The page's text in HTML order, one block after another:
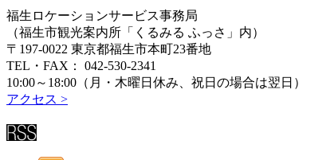
福生ロケーションサービス事務局
（福生市観光案内所「くるみる ふっさ」内）
〒197-0022 東京都福生市本町23番地
TEL・FAX： 042-530-2341
10:00～18:00（月・木曜日休み、祝日の場合は翌日）
アクセス >